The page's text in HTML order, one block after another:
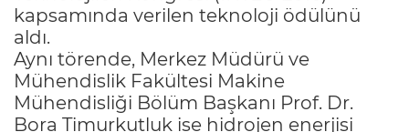
kapsamında verilen teknoloji ödülünü
aldı.
Aynı törende, Merkez Müdürü ve
Mühendislik Fakültesi Makine
Mühendisliği Bölüm Başkanı Prof. Dr.
Bora Timurkutluk ise hidrojen enerjisi